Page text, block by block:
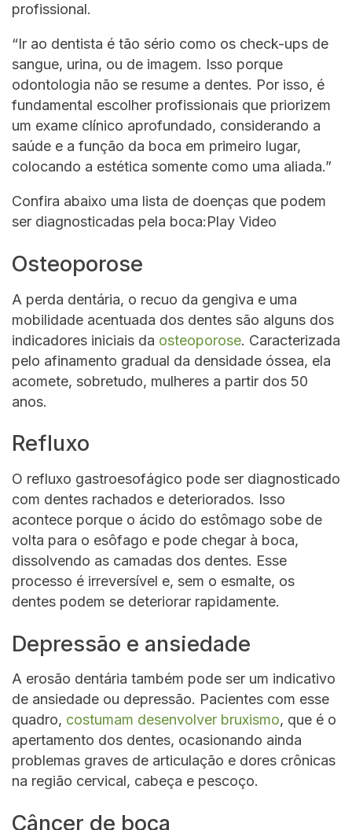
profissional.
“Ir ao dentista é tão sério como os check-ups de
sangue, urina, ou de imagem. Isso porque
odontologia não se resume a dentes. Por isso, é
fundamental escolher profissionais que priorizem
um exame clínico aprofundado, considerando a
saúde e a função da boca em primeiro lugar,
colocando a estética somente como uma aliada.”
Confira abaixo uma lista de doenças que podem
ser diagnosticadas pela boca:Play Video
Osteoporose
A perda dentária, o recuo da gengiva e uma
mobilidade acentuada dos dentes são alguns dos
indicadores iniciais da osteoporose. Caracterizada
pelo afinamento gradual da densidade óssea, ela
acomete, sobretudo, mulheres a partir dos 50
anos.
Refluxo
O refluxo gastroesofágico pode ser diagnosticado
com dentes rachados e deteriorados. Isso
acontece porque o ácido do estômago sobe de
volta para o esôfago e pode chegar à boca,
dissolvendo as camadas dos dentes. Esse
processo é irreversível e, sem o esmalte, os
dentes podem se deteriorar rapidamente.
Depressão e ansiedade
A erosão dentária também pode ser um indicativo
de ansiedade ou depressão. Pacientes com esse
quadro, costumam desenvolver bruxismo, que é o
apertamento dos dentes, ocasionando ainda
problemas graves de articulação e dores crônicas
na região cervical, cabeça e pescoço.
Câncer de boca